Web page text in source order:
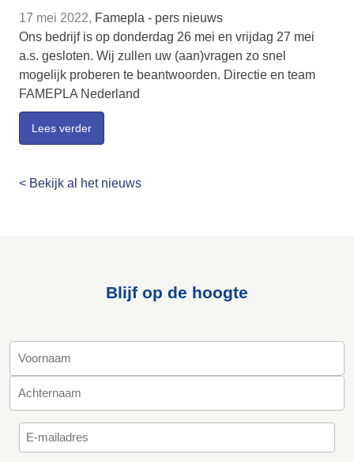
17 mei 2022, Famepla - pers nieuws
Ons bedrijf is op donderdag 26 mei en vrijdag 27 mei
a.s. gesloten. Wij zullen uw (aan)vragen zo snel
mogelijk proberen te beantwoorden. Directie en team
FAMEPLA Nederland
Lees verder
< Bekijk al het nieuws
Blijf op de hoogte